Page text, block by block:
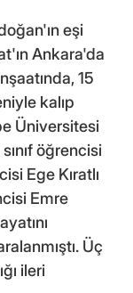
eşi
Ankara'da
15
kalıp
Üniversitesi
öğrencisi
Ege Kıratlı
Emre
Üç
ileri